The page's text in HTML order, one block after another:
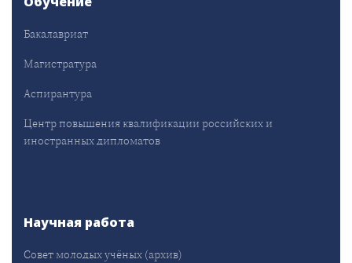
Бакалавриат
Магистратура
Аспирантура
Центр повышения квалификации российских и
иностранных дипломатов
Научная работа
Совет молодых учёных (архив)